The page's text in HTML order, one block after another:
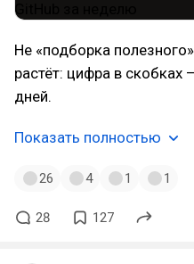
Не «подборка
растёт: цифра в скобках
дней.
Показать полностью
26 4 1 1
28 127